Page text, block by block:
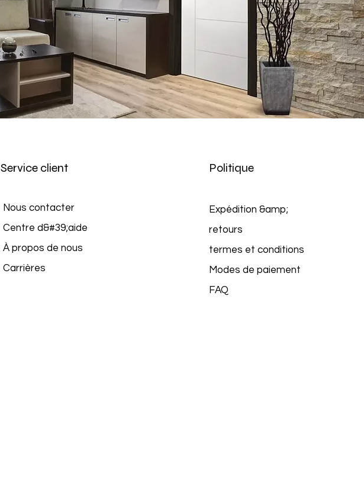
Service client
Nous contacter
Centre d&#39;aide
À propos de nous
Carrières
Politique
Expédition &amp;
retours
termes et conditions
Modes de paiement
FAQ